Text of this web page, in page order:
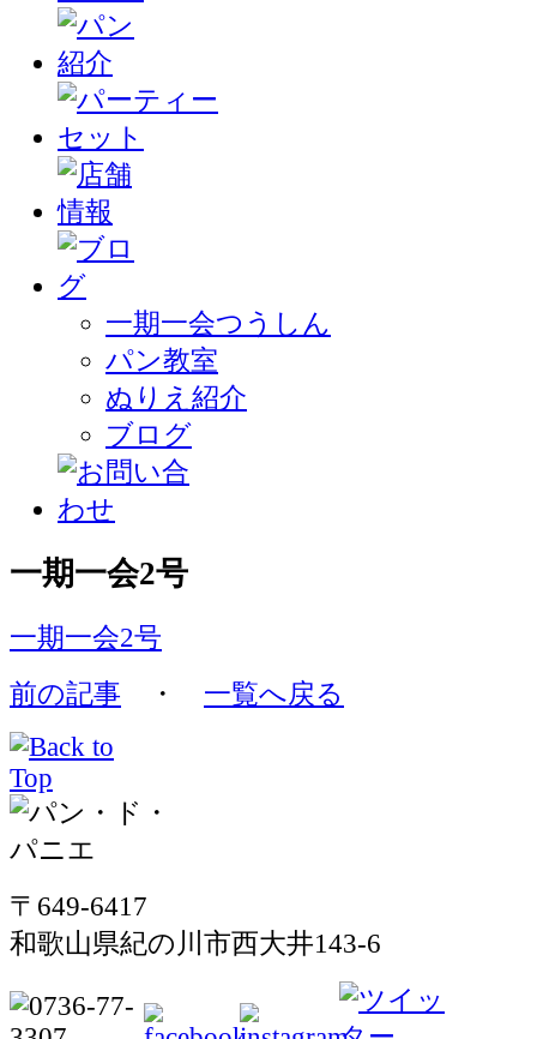
一期一会つうしん
パン教室
ぬりえ紹介
ブログ
一期一会2号
一期一会2号
前の記事 ・ 一覧へ戻る
〒649-6417
和歌山県紀の川市西大井143-6